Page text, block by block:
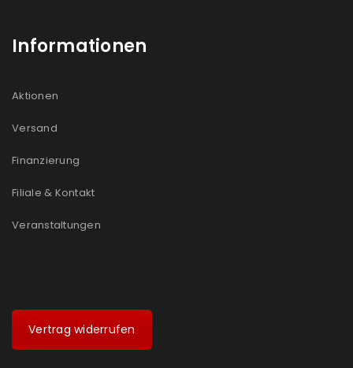
Informationen
Aktionen
Versand
Finanzierung
Filiale & Kontakt
Veranstaltungen
Vertrag widerrufen